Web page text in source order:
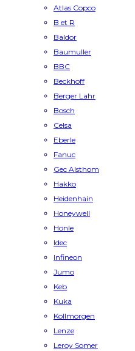
Atlas Copco
B et R
Baldor
Baumuller
BBC
Beckhoff
Berger Lahr
Bosch
Celsa
Eberle
Fanuc
Gec Alsthom
Hakko
Heidenhain
Honeywell
Honle
Idec
Infineon
Jumo
Keb
Kuka
Kollmorgen
Lenze
Leroy Somer